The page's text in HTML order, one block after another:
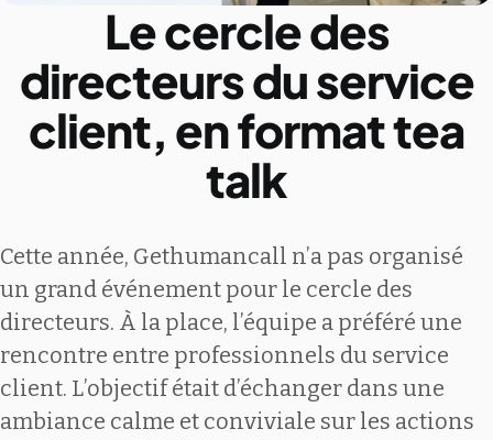
Le cercle des
directeurs du service
client, en format tea
talk
Cette année, Gethumancall n’a pas organisé
un grand événement pour le cercle des
directeurs. À la place, l’équipe a préféré une
rencontre entre professionnels du service
client. L’objectif était d’échanger dans une
ambiance calme et conviviale sur les actions